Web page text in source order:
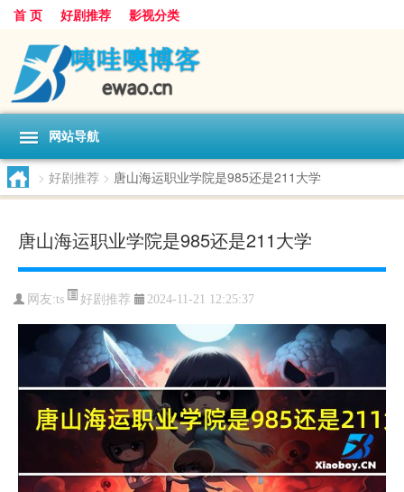
首 页 好剧推荐 影视分类
网站导航
> 好剧推荐 > 唐山海运职业学院是985还是211大学
唐山海运职业学院是985还是211大学
网友:ts 好剧推荐 2024-11-21 12:25:37